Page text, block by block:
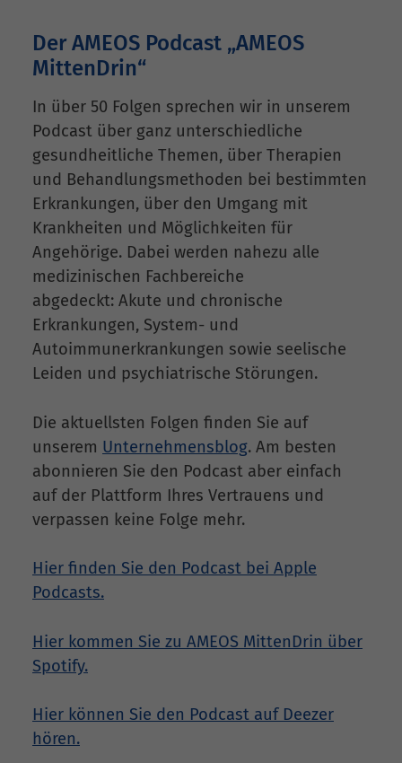
Der AMEOS Podcast „AMEOS
MittenDrin“
In über 50 Folgen sprechen wir in unserem
Podcast über ganz unterschiedliche
gesundheitliche Themen, über Therapien
und Behandlungsmethoden bei bestimmten
Erkrankungen, über den Umgang mit
Krankheiten und Möglichkeiten für
Angehörige. Dabei werden nahezu alle
medizinischen Fachbereiche
abgedeckt: Akute und chronische
Erkrankungen, System- und
Autoimmunerkrankungen sowie seelische
Leiden und psychiatrische Störungen.
Die aktuellsten Folgen finden Sie auf
unserem Unternehmensblog. Am besten
abonnieren Sie den Podcast aber einfach
auf der Plattform Ihres Vertrauens und
verpassen keine Folge mehr.
Hier finden Sie den Podcast bei Apple
Podcasts.
Hier kommen Sie zu AMEOS MittenDrin über
Spotify.
Hier können Sie den Podcast auf Deezer
hören.